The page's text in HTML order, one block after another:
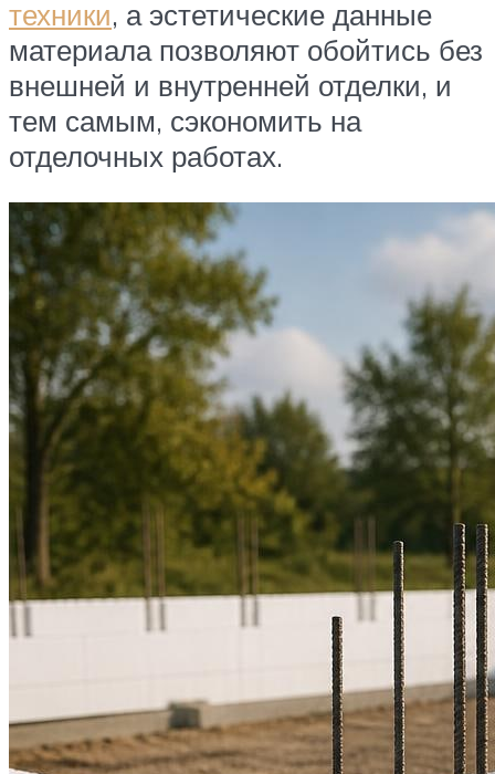
техники, а эстетические данные
материала позволяют обойтись без
внешней и внутренней отделки, и
тем самым, сэкономить на
отделочных работах.